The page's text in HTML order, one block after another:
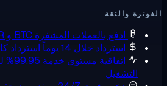
والثقة
ادفع بالعملات المشفرةBTC و XMR و USDT والمزيد
استرداد خلال 14 يوماً
استرداد
اتفاقية مستوى خدمة 99.95% للتشغيل
التشغيل